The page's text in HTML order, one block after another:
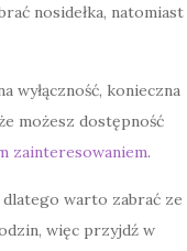
nosidełka, natomiast
wyłączność, konieczna
możesz dostępność
zainteresowaniem.
warto zabrać ze
więc przyjdź w